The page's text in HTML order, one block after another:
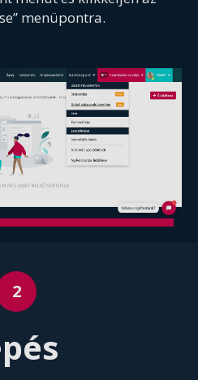
menüpontra.